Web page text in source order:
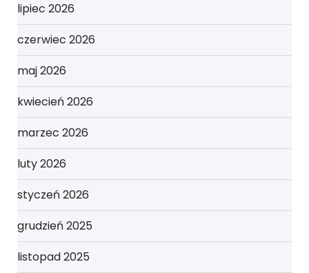
lipiec 2026
czerwiec 2026
maj 2026
kwiecień 2026
marzec 2026
luty 2026
styczeń 2026
grudzień 2025
listopad 2025